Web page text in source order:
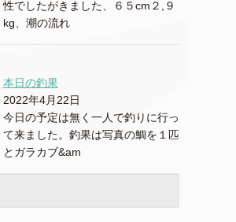
性でしたがきました、６５cm２,９
kg、潮の流れ
本日の釣果
2022年4月22日
今日の予定は無く一人で釣りに行っ
て来ました。釣果は写真の鯛を１匹
とガラカブ&am